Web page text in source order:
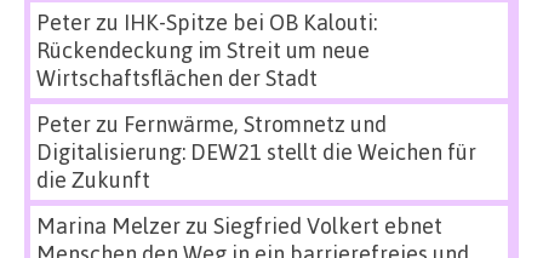
Peterzu IHK-Spitze bei OB Kalouti:
Rückendeckung im Streit um neue
Wirtschaftsflächen der Stadt
Peterzu Fernwärme, Stromnetz und
Digitalisierung: DEW21 stellt die Weichen für
die Zukunft
Marina Melzerzu Siegfried Volkert ebnet